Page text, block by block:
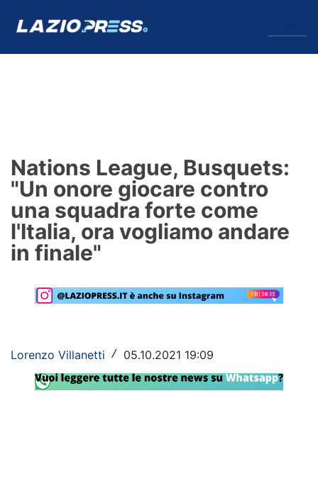
Formello
Infortuni
Primavera
Lazio Women
Social
Nations League, Busquets:
"Un onore giocare contro
una squadra forte come
l'Italia, ora vogliamo andare
in finale"
Lorenzo Villanetti / 05.10.2021 19:09